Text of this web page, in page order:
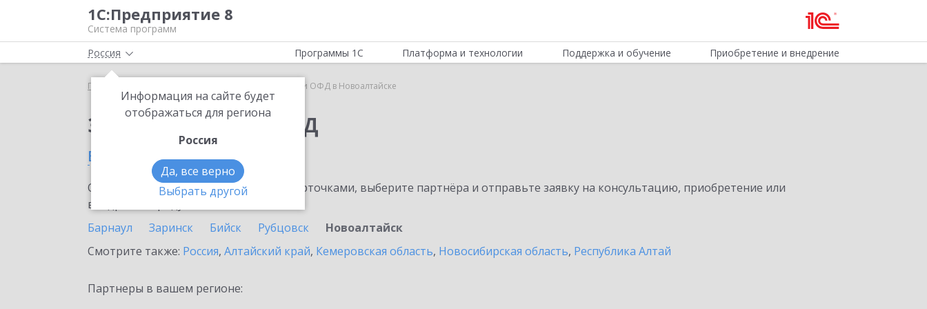
1С:Предприятие 8
Система программ
Россия
Информация на сайте будет
отображаться для региона
Россия
Да, все верно
Выбрать другой
Программы 1С Платформа и технологии Поддержка и обучение Приобретение и внедрение
Главная 1С-Чеки ОФД в Новоалтайске
Заказать 1С-Чеки ОФД
в Новоалтайске
Ознакомьтесь с информационными карточками, выберите партнёра и отправьте заявку на консультацию, приобретение или
внедрение продукта.
Барнаул
Заринск Бийск Рубцовск
Новоалтайск
Смотрите также: Россия, Алтайский край, Кемеровская область, Новосибирская область, Республика Алтай
Партнеры в вашем регионе: